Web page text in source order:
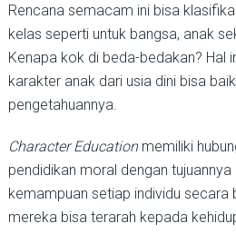
Rencana semacam ini bisa
kelas seperti untuk bangsa, anak
Kenapa kok di beda-bedakan? Hal
karakter anak dari usia dini bisa
pengetahuannya.
Character Educationmemiliki
pendidikan moral dengan
kemampuan setiap individu secara
mereka bisa terarah kepada